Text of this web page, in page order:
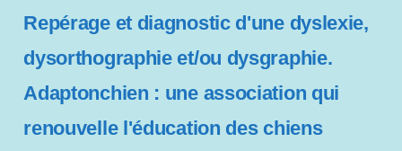
Repérage et diagnostic d'une dyslexie,
dysorthographie et/ou dysgraphie.
Adaptonchien : une association qui
renouvelle l'éducation des chiens